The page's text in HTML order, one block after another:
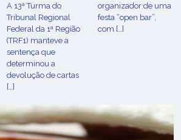
A 13ª Turma do
Tribunal Regional
Federal da 1ª Região
(TRF1) manteve a
sentença que
determinou a
devolução de cartas
[…]
organizador de uma
festa “open bar”,
com […]